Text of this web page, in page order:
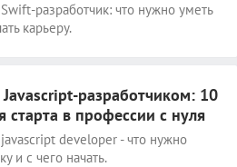
разработчик: что нужно уметь
карьеру.
Javascript-разработчиком: 10
старта в профессии с нуля
developer - что нужно
и с чего начать.